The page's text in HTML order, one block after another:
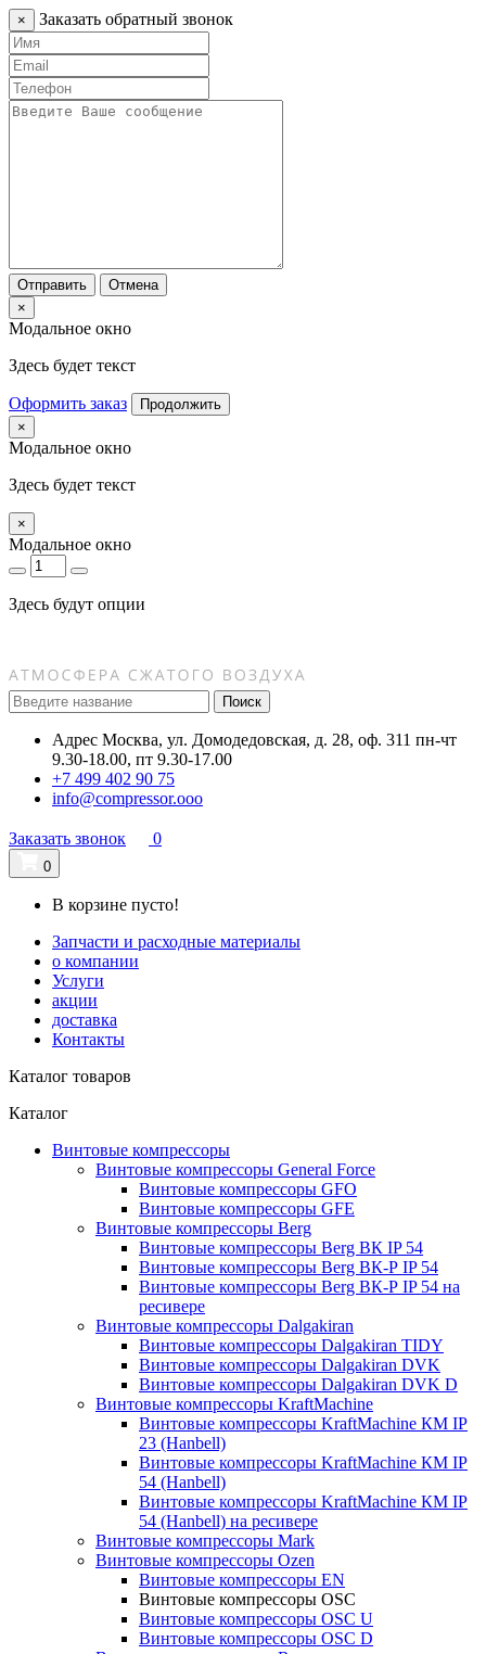
× Заказать обратный звонок
Отправить
Отмена
×
Модальное окно
Здесь будет текст
Оформить заказ
Продолжить
×
Модальное окно
Здесь будет текст
×
Модальное окно
Здесь будут опции
Поиск
Адрес Москва, ул. Домодедовская, д. 28, оф. 311 пн-чт
9.30-18.00, пт 9.30-17.00
+7 499 402 90 75
info@compressor.ooo
Заказать звонок 0
0
В корзине пусто!
Запчасти и расходные материалы
о компании
Услуги
акции
доставка
Контакты
Каталог товаров
Каталог
Винтовые компрессоры
Винтовые компрессоры General Force
Винтовые компрессоры GFO
Винтовые компрессоры GFE
Винтовые компрессоры Berg
Винтовые компрессоры Berg ВК IP 54
Винтовые компрессоры Berg ВК-Р IP 54
Винтовые компрессоры Berg ВК-Р IP 54 на
ресивере
Винтовые компрессоры Dalgakiran
Винтовые компрессоры Dalgakiran TIDY
Винтовые компрессоры Dalgakiran DVK
Винтовые компрессоры Dalgakiran DVK D
Винтовые компрессоры KraftMachine
Винтовые компрессоры KraftMachine КМ IP
23 (Hanbell)
Винтовые компрессоры KraftMachine КМ IP
54 (Hanbell)
Винтовые компрессоры KraftMachine КМ IP
54 (Hanbell) на ресивере
Винтовые компрессоры Mark
Винтовые компрессоры Ozen
Винтовые компрессоры EN
Винтовые компрессоры OSC
Винтовые компрессоры OSC U
Винтовые компрессоры OSC D